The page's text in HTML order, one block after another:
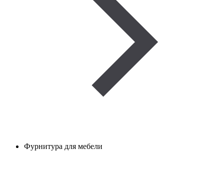
Фурнитура для мебели